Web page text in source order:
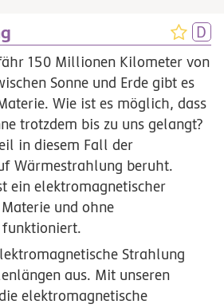
150 Millionen Kilometer von
Sonne und Erde gibt es
Wie ist es möglich, dass
trotzdem bis zu uns gelangt?
in diesem Fall der
Wärmestrahlung beruht.
ein elektromagnetischer
und ohne
funktioniert.
Strahlung
aus. Mit unseren
elektromagnetische